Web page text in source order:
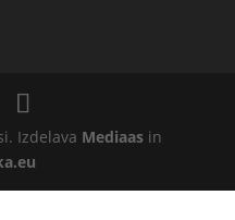
Izdelava Mediaas in